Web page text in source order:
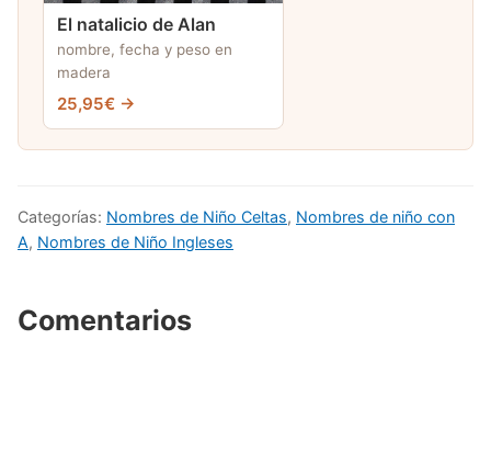
El natalicio de Alan
nombre, fecha y peso en
madera
25,95€ →
Categorías: Nombres de Niño Celtas, Nombres de niño con
A, Nombres de Niño Ingleses
Comentarios